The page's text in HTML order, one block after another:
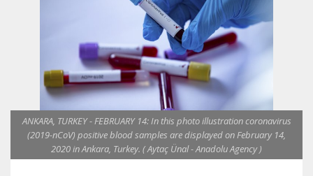
ANKARA, TURKEY - FEBRUARY 14: In this photo illustration coronavirus
(2019-nCoV) positive blood samples are displayed on February 14,
2020 in Ankara, Turkey. ( Aytaç Ünal - Anadolu Agency )